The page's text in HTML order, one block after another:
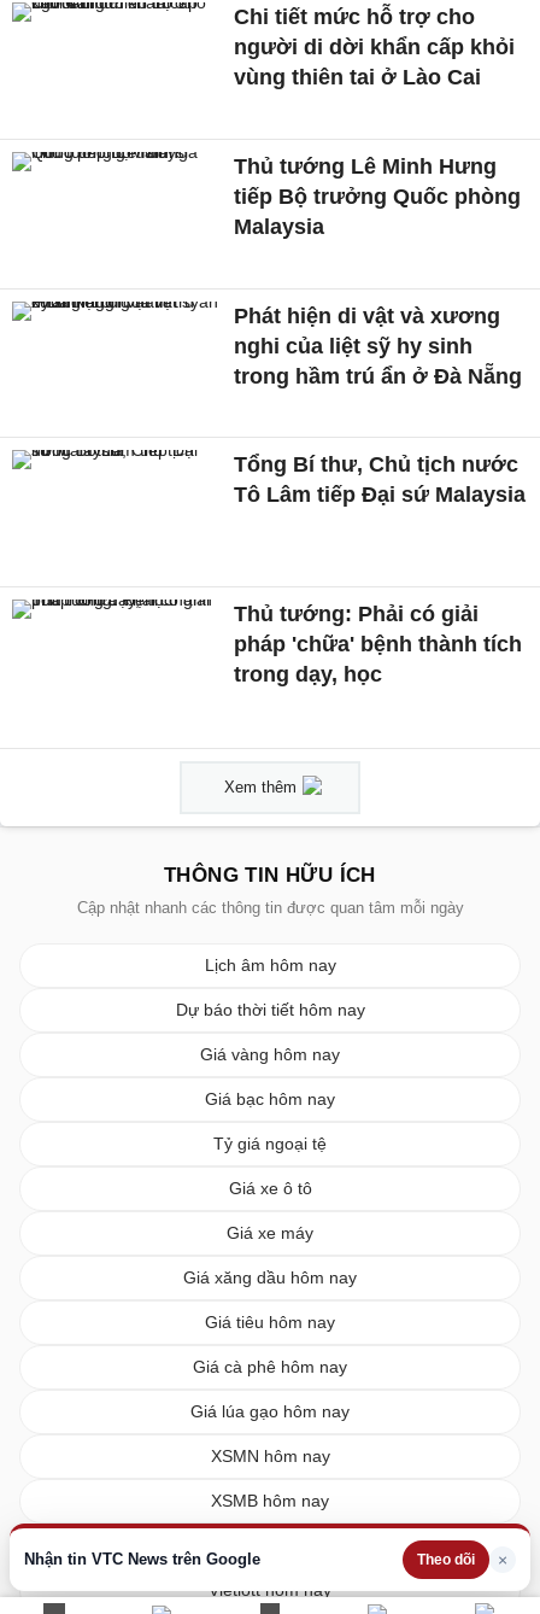
Nhận tin VTC News trên Google Theo dõi ×
Chi tiết mức hỗ trợ cho
người di dời khẩn cấp khỏi
vùng thiên tai ở Lào Cai
Thủ tướng Lê Minh Hưng
tiếp Bộ trưởng Quốc phòng
Malaysia
Phát hiện di vật và xương
nghi của liệt sỹ hy sinh
trong hầm trú ẩn ở Đà Nẵng
Tổng Bí thư, Chủ tịch nước
Tô Lâm tiếp Đại sứ Malaysia
Thủ tướng: Phải có giải
pháp 'chữa' bệnh thành tích
trong dạy, học
Xem thêm
THÔNG TIN HỮU ÍCH
Cập nhật nhanh các thông tin được quan tâm mỗi ngày
Lịch âm hôm nay
Dự báo thời tiết hôm nay
Giá vàng hôm nay
Giá bạc hôm nay
Tỷ giá ngoại tệ
Giá xe ô tô
Giá xe máy
Giá xăng dầu hôm nay
Giá tiêu hôm nay
Giá cà phê hôm nay
Giá lúa gạo hôm nay
XSMN hôm nay
XSMB hôm nay
Vietlott hôm nay